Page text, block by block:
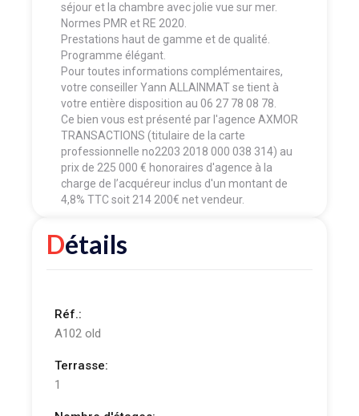
séjour et la chambre avec jolie vue sur mer.
Normes PMR et RE 2020.
Prestations haut de gamme et de qualité.
Programme élégant.
Pour toutes informations complémentaires,
votre conseiller Yann ALLAINMAT se tient à
votre entière disposition au 06 27 78 08 78.
Ce bien vous est présenté par l'agence AXMOR
TRANSACTIONS (titulaire de la carte
professionnelle no2203 2018 000 038 314) au
prix de 225 000 € honoraires d'agence à la
charge de l’acquéreur inclus d'un montant de
4,8% TTC soit 214 200€ net vendeur.
Détails
Réf.:
A102 old
Terrasse:
1